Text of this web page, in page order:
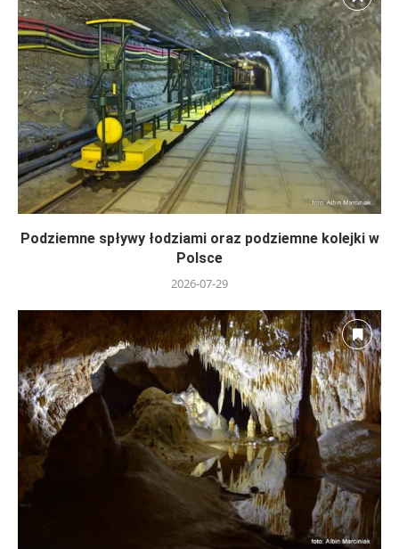
Podziemne spływy łodziami oraz podziemne kolejki w
Polsce
2026-07-29